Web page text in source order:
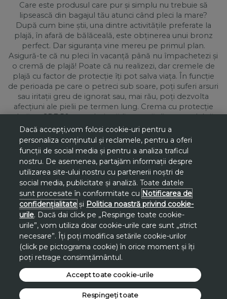
Care este produsul care pur și simplu nu trebuie să
lipsească din bagajul tău atunci când pleci la mare?
După cum bine știi, una dintre activitățile preferate la
plajă, în afară de bălăceală, este obținerea unui bronz
perfect. Dar siguranța vine mereu pe primul plan.
Asigură-te că nu pleci în vacanță până nu împachetezi și
o cremă de plajă! Poate că nu realizezi, dar cremele de
plajă cu factor de protecție îți pot salva viața. În funcție
de perioada pe care o petreci sub soare, poți suferi arsuri
sau iritații greu de ignorat sau, mai rău, poți dezvolta
afecțiuni ale pielii pe termen lung. Crema cu protecție
solară cu SPF 50 nu trebuie să lipsească din arsenalul tău
de plajă mai ales dacă te știi sensibilă. Nu uita nici de
micuții tăi! Pielea lor este cu atât mai sensibilă din cauza
vârstei, așadar vor necesita creme cu protecție solară
speciale pentru copii.
Ești în celălalt capăt al spectrului și te bronzezi foarte
greu? Avem o soluție și pentru asta! Avon îți recomandă
creme de bronz acceleratoare care vor facilita procesul
prin care vei obține bronzul mult visat. Îngrijirea nu se
limitează doar la ce se întâmplă la plajă. Pentru
confortul tău te sfătuim să folosești și crema de bronz
nuanțatoare antirid și gelul hidratant după plajă.
*Reducerile sunt raportate la cel mai mic
preț din ultimele 30 de zile de pe
Dacă accepți,vom folosi cookie-uri pentru a
personaliza conținutul și reclamele, pentru a oferi
funcții de social media și pentru a analiza traficul
nostru. De asemenea, partajăm informații despre
utilizarea site-ului nostru cu partenerii noștri de
social media, publicitate și analiză. Toate datele
sunt procesate în conformitate cu Notificarea de
confidențialitate și Politica noastră privind cookie-
urile. Dacă dai click pe „Respinge toate cookie-
urile”, vom utiliza doar cookie-urile care sunt „strict
necesare”. Îți poți modifica setările cookie-urilor
(click pe pictograma cookie) în orice moment și îți
poți retrage consimțământul.
Respingeți toate
Accept toate cookie-urile